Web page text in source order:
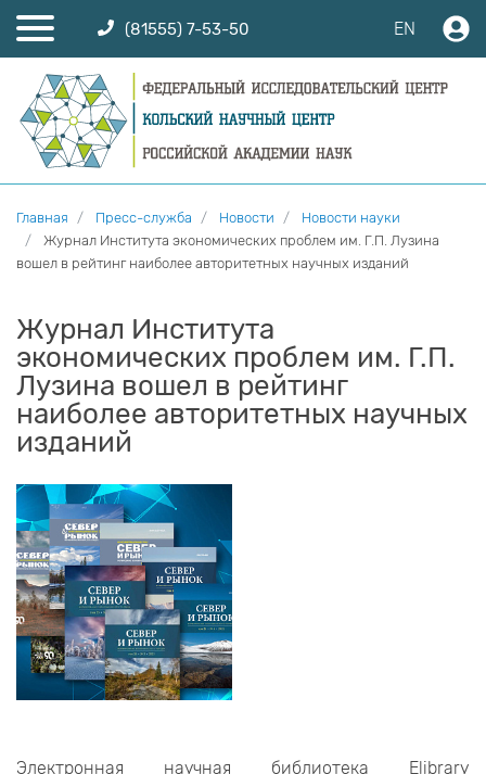
(81555) 7-53-50 EN
Главная Пресс-служба Новости
Новости науки
Журнал Института экономических проблем им. Г.П. Лузина
вошел в рейтинг наиболее авторитетных научных изданий
Журнал Института
экономических проблем им. Г.П.
Лузина вошел в рейтинг
наиболее авторитетных научных
изданий
Электронная научная библиотека Elibrary